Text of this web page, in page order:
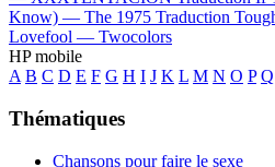
Know) — The 1975 Traduction
Lovefool — Twocolors
HP mobile
A B C D E F G H I J K L M N O P Q
Thématiques
Chansons pour faire le sexe